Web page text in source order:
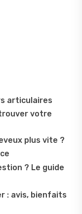
articulaires
votre
plus vite ?
? Le guide
: avis, bienfaits